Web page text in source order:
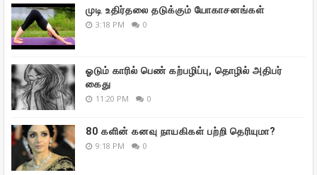
முடி உதிர்தலை தடுக்கும் யோகாசனங்கள்
3:18 PM 0
ஓடும் காரில் பெண் கற்பழிப்பு, தொழில் அதிபர்
கைது
11:20 PM 0
80 களின் கனவு நாயகிகள் பற்றி தெரியுமா?
9:18 PM 0